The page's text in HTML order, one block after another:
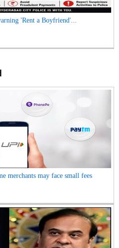
'Rent a Boyfriend'...
merchants may face small fees